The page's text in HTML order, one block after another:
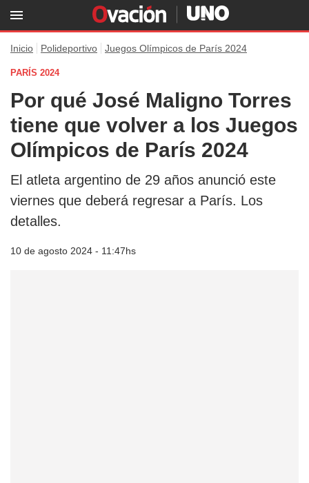
Inicio Polideportivo Juegos Olímpicos de París 2024
PARÍS 2024
Por qué José Maligno Torres
tiene que volver a los Juegos
Olímpicos de París 2024
El atleta argentino de 29 años anunció este
viernes que deberá regresar a París. Los
detalles.
10 de agosto 2024 - 11:47hs